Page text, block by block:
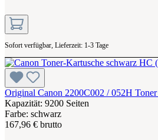
Sofort verfügbar, Lieferzeit: 1-3 Tage
Original Canon 2200C002 / 052H
Kapazität: 9200 Seiten
Farbe: schwarz
167,96 € brutto